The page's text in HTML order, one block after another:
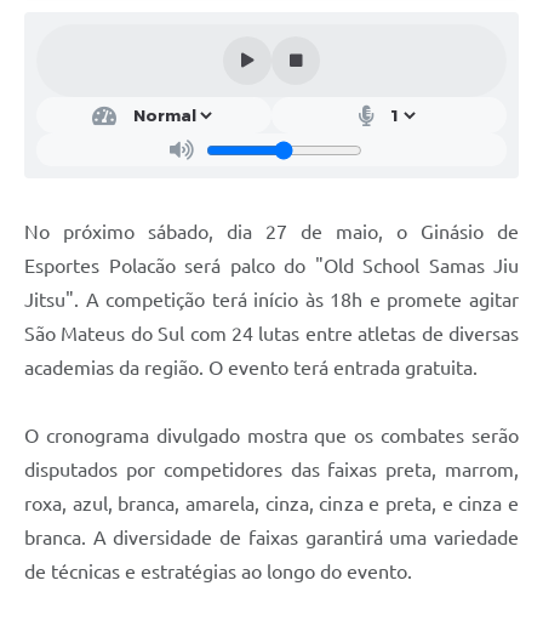
Previdência Complementar
Cadastro para Castração
Feriados Municipais
Telefones Postos de Saúde
Plantão das Funerárias
No próximo sábado, dia 27 de maio, o Ginásio de
Esportes Polacão será palco do "Old School Samas Jiu
Jitsu". A competição terá início às 18h e promete agitar
São Mateus do Sul com 24 lutas entre atletas de diversas
academias da região. O evento terá entrada gratuita.
O cronograma divulgado mostra que os combates serão
disputados por competidores das faixas preta, marrom,
roxa, azul, branca, amarela, cinza, cinza e preta, e cinza e
branca. A diversidade de faixas garantirá uma variedade
de técnicas e estratégias ao longo do evento.